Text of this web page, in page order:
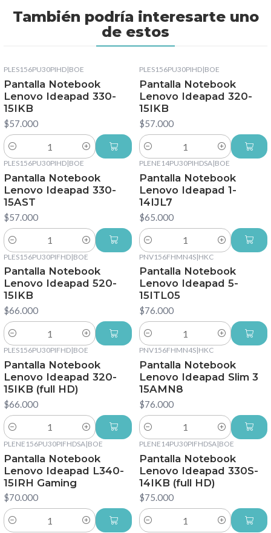
También podría interesarte uno
de estos
PLES156PU30PIHD|BOE
Pantalla Notebook
Lenovo Ideapad 330-
15IKB
$57.000
Cantidad
PLES156PU30PIHD|BOE
Pantalla Notebook
Lenovo Ideapad 320-
15IKB
$57.000
Cantidad
PLES156PU30PIHD|BOE
Pantalla Notebook
Lenovo Ideapad 330-
15AST
$57.000
Cantidad
PLENE14PU30PIHDSA|BOE
Pantalla Notebook
Lenovo Ideapad 1-
14IJL7
$65.000
Cantidad
PLES156PU30PIFHD|BOE
Pantalla Notebook
Lenovo Ideapad 520-
15IKB
$66.000
Cantidad
PNV156FHMN4S|HKC
Pantalla Notebook
Lenovo Ideapad 5-
15ITL05
$76.000
Cantidad
PLES156PU30PIFHD|BOE
Pantalla Notebook
Lenovo Ideapad 320-
15IKB (full HD)
$66.000
Cantidad
PNV156FHMN4S|HKC
Pantalla Notebook
Lenovo Ideapad Slim 3
15AMN8
$76.000
Cantidad
PLENE156PU30PIFHDSA|BOE
Pantalla Notebook
Lenovo Ideapad L340-
15IRH Gaming
$70.000
Cantidad
PLENE14PU30PIFHDSA|BOE
Pantalla Notebook
Lenovo Ideapad 330S-
14IKB (full HD)
$75.000
Cantidad